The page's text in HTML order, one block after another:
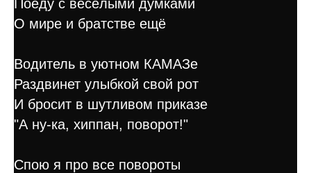
Поеду с весёлыми думками
О мире и братстве ещё
Водитель в уютном КАМАЗе
Раздвинет улыбкой свой рот
И бросит в шутливом приказе
"А ну-ка, хиппан, поворот!"
Спою я про все повороты